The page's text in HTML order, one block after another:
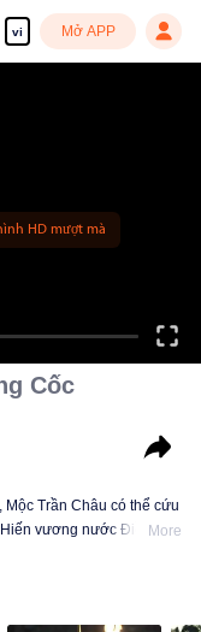
vi Mở APP
HD mượt mà
Cốc
Trần Châu có thể cứu
vương nước Điền cổ
More